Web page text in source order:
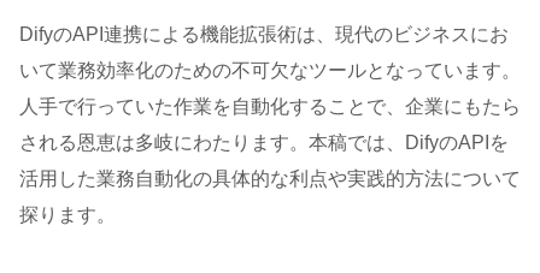
DifyのAPI連携による機能拡張術は、現代のビジネスにお
いて業務効率化のための不可欠なツールとなっています。
人手で行っていた作業を自動化することで、企業にもたら
される恩恵は多岐にわたります。本稿では、DifyのAPIを
活用した業務自動化の具体的な利点や実践的方法について
探ります。